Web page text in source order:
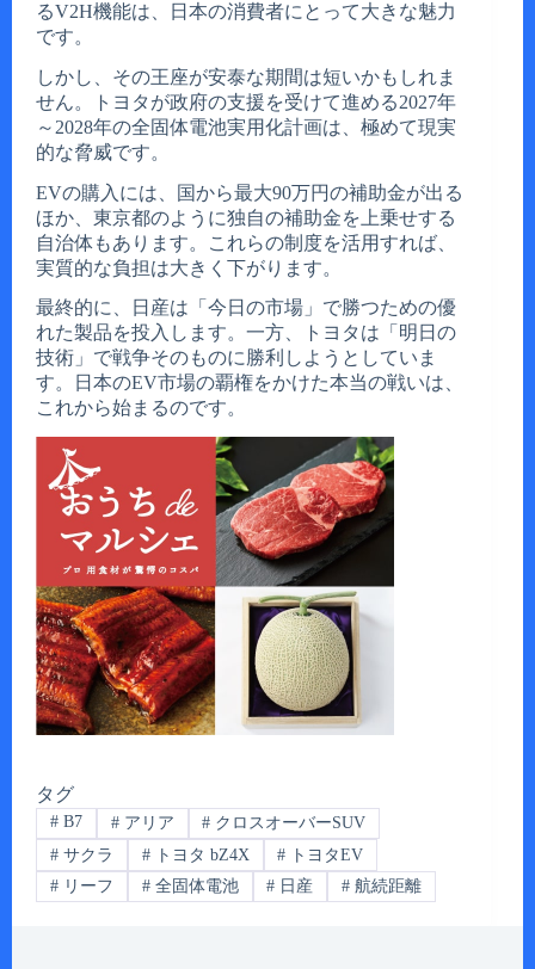
るV2H機能は、日本の消費者にとって大きな魅力
です。
しかし、その王座が安泰な期間は短いかもしれま
せん。トヨタが政府の支援を受けて進める2027年
～2028年の全固体電池実用化計画は、極めて現実
的な脅威です。
EVの購入には、国から最大90万円の補助金が出る
ほか、東京都のように独自の補助金を上乗せする
自治体もあります。これらの制度を活用すれば、
実質的な負担は大きく下がります。
最終的に、日産は「今日の市場」で勝つための優
れた製品を投入します。一方、トヨタは「明日の
技術」で戦争そのものに勝利しようとしていま
す。日本のEV市場の覇権をかけた本当の戦いは、
これから始まるのです。
タグ
#B7 #アリア # クロスオーバーSUV
#サクラ #トヨタ bZ4X # トヨタEV
#リーフ #全固体電池 # 日産 # 航続距離